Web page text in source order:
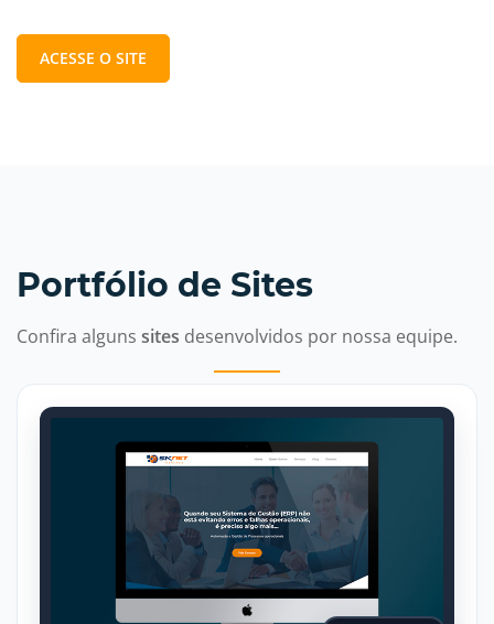
ACESSE O SITE
Portfólio de Sites
Confira alguns sites desenvolvidos por nossa equipe.